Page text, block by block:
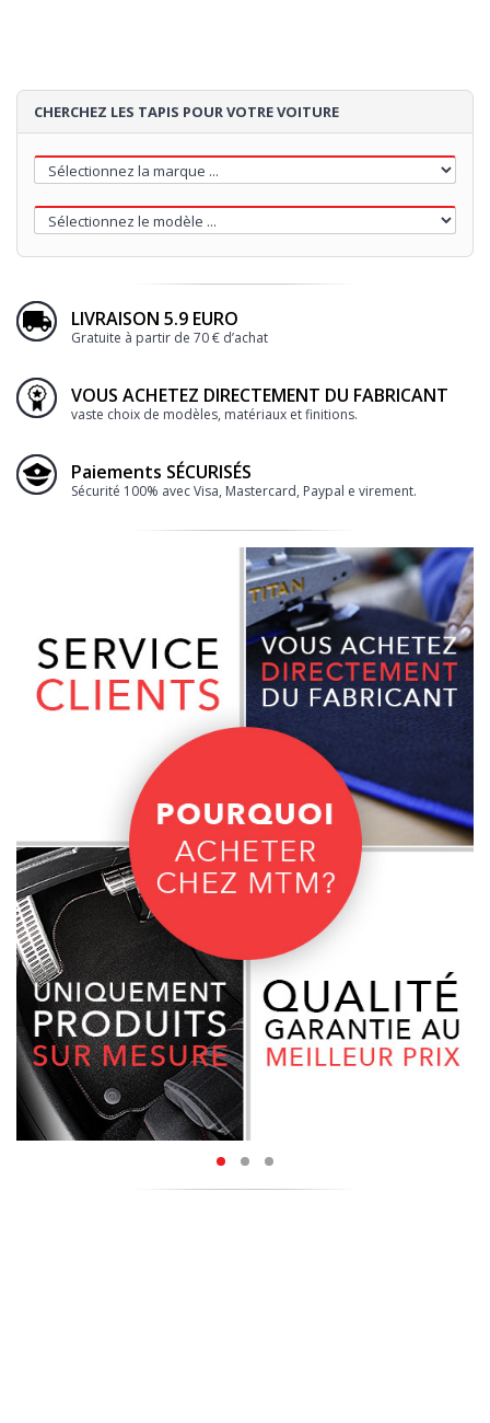
CHERCHEZ LES TAPIS POUR VOTRE VOITURE
LIVRAISON 5.9 EURO
Gratuite à partir de 70 € d’achat
VOUS ACHETEZ DIRECTEMENT DU FABRICANT
vaste choix de modèles, matériaux et finitions.
Paiements SÉCURISÉS
Sécurité 100% avec Visa, Mastercard, Paypal e virement.